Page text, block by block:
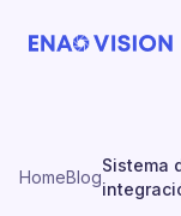
HomeBlog
Sistema